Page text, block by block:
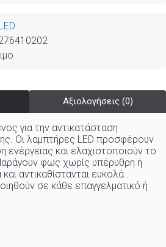
Αξιολογήσεις (0)
για την αντικατάσταση
Οι λαμπτήρες LED προσφέρουν
ενέργειας και ελαχιστοποιούν το
φως χωρίς υπέρυθρη ή
αντικαθίστανται ευκολά .
σε κάθε επαγγελματικό ή